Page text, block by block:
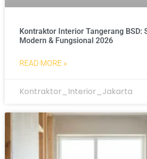
Kontraktor Interior Tangerang BSD:
Modern & Fungsional 2026
READ MORE »
Kontraktor_Interior_Jakarta